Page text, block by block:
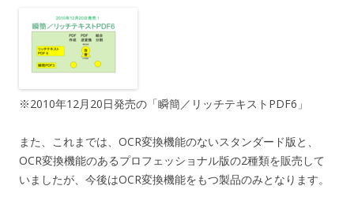
※2010年12月20日発売の「瞬簡／リッチテキストPDF6」
また、これまでは、OCR変換機能のないスタンダード版と、
OCR変換機能のあるプロフェッショナル版の2種類を販売して
いましたが、今後はOCR変換機能をもつ製品のみとなります。